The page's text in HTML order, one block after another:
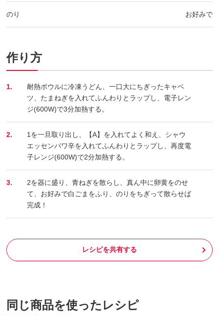
のり お好みで
作り方
1.
耐熱ボウルに冷凍うどん、一口大にちぎったキャベ
ツ、たまねぎを入れてふんわりとラップし、電子レン
ジ(600W)で3分加熱する。​
2.
1を一旦取り出し、【A】を入れてよく和え、シャウ
エッセンパワ辛を入れてふんわりとラップし、再度電
子レンジ(600W)で2分加熱する。​
3.
2を器に盛り、青ねぎを散らし、真ん中に卵黄をのせ
て、お好みで白ごまをふり、のりをちぎって散らせば
完成！
レシピを共有する
同じ商品を使ったレシピ